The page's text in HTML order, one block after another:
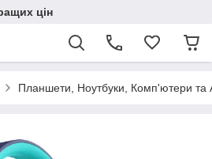
цін
Планшети, Ноутбуки, Комп'ютери та